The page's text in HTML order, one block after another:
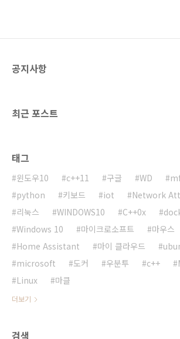
라는 모드를 추가하여 대기 시간을 2배까지 늘릴
공지사항
최근 포스트
태그
윈도우10 c++11 구글 WD
python
키보드 iot
Network
리눅스
WINDOWS10 C++0x
Windows 10
마이크로소프트 마우스
Home Assistant
마이 클라우드
microsoft
도커 우분투 c++
Linux
마클
더보기
검색